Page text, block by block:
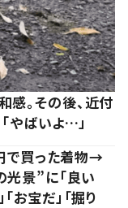
。その後、近付
やばいよ…」
で買った着物→
景”に「良い
お宝だ」「掘り